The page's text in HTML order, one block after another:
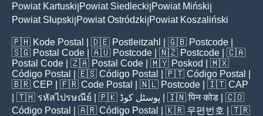
Powiat Kartuski Powiat Siedlecki Powiat Miński
Powiat Słupski Powiat Ostródzki Powiat Koszaliński
🇵🇭 Kode Postal | 🇩🇪 Postleitzahl | 🇬🇧 Postcode
🇸🇬 Postal Code | 🇦🇺 Postcode | 🇳🇿 Postcode | 🇨🇦
Postal Code | 🇿🇦 Postal Code | 🇲🇾 Poskod
| 🇲🇽
Código Postal
| 🇪🇸 Código Postal | 🇵🇹 Código Postal
🇧🇷 CEP | 🇫🇷 Code Postal | 🇳🇱 Postcode | 🇮🇹 CAP
| 🇹🇭 รหัสไปรษณีย์ | 🇵🇰 پوسٹل کوڈ | 🇮🇳पिन कोड | 🇨🇴
Código Postal
| 🇦🇷 Código Postal | 🇰🇷 우편번호
| 🇹🇷